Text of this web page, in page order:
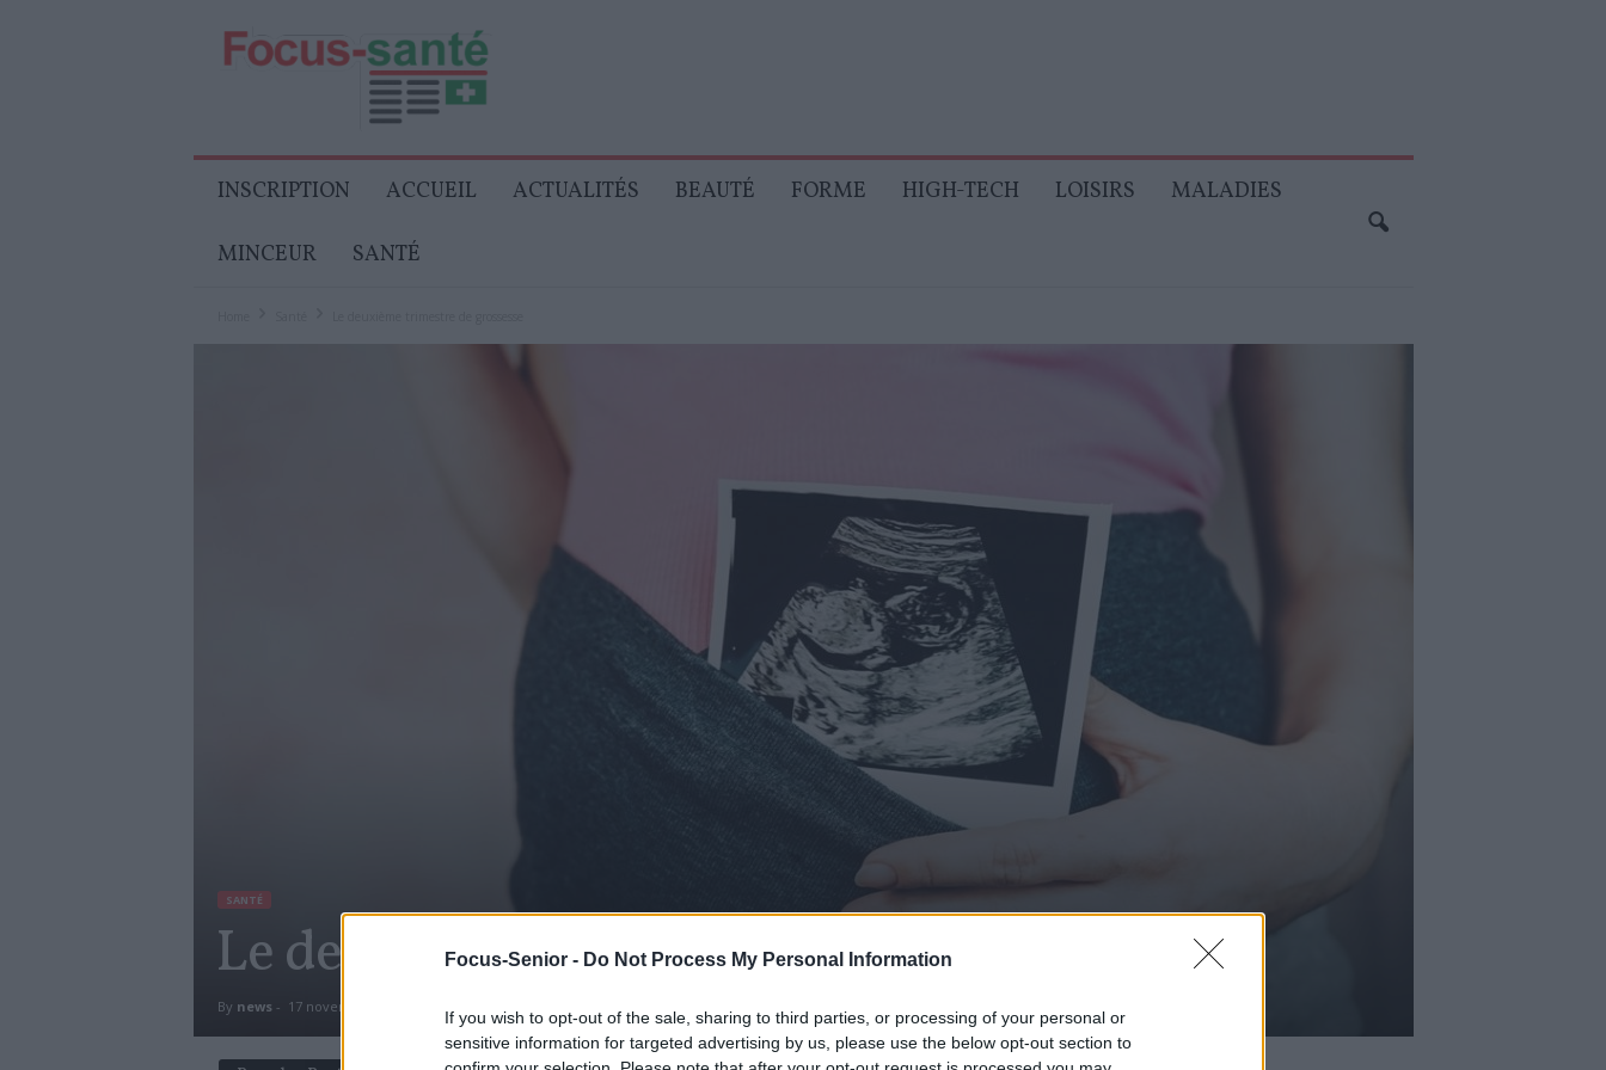
Focus-Senior - Do Not Process My Personal Information
If you wish to opt-out of the sale, sharing to third parties, or processing of your personal or
sensitive information for targeted advertising by us, please use the below opt-out section to
Senior
INSCRIPTION ACCUEIL ACTUALITÉS BEAUTÉ FORME HIGH-TECH LOISIRS MALADIES
MINCEUR SANTÉ
SANTÉ
Le deuxième trimestre de grossesse
By news - 17 novembre 2020